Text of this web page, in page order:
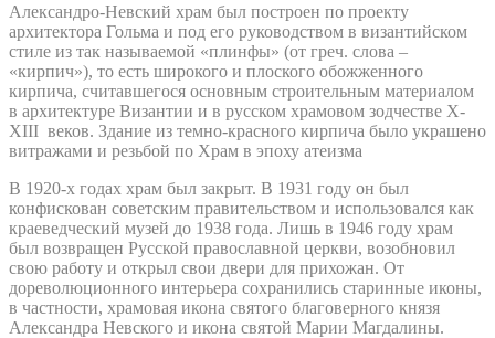
Александро-Невский храм был построен по проекту
архитектора Гольма и под его руководством в византийском
стиле из так называемой «плинфы» (от греч. слова –
«кирпич»), то есть широкого и плоского обожженного
кирпича, считавшегося основным строительным материалом
в архитектуре Византии и в русском храмовом зодчестве X-
XIII веков. Здание из темно-красного кирпича было украшено
витражами и резьбой по Храм в эпоху атеизма
В 1920-х годах храм был закрыт. В 1931 году он был
конфискован советским правительством и использовался как
краеведческий музей до 1938 года. Лишь в 1946 году храм
был возвращен Русской православной церкви, возобновил
свою работу и открыл свои двери для прихожан. От
дореволюционного интерьера сохранились старинные иконы,
в частности, храмовая икона святого благоверного князя
Александра Невского и икона святой Марии Магдалины.